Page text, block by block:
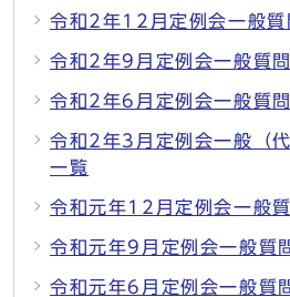
令和2年12月定例会一般質
令和2年9月定例会一般質
令和2年6月定例会一般質
令和2年3月定例会一般（
一覧
令和元年12月定例会一般
令和元年9月定例会一般質
令和元年6月定例会一般質